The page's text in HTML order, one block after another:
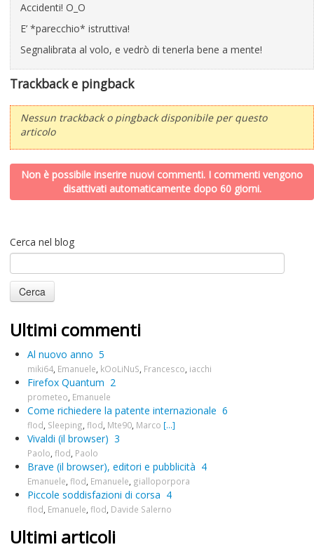
Accidenti! O_O
E’ *parecchio* istruttiva!
Segnalibrata al volo, e vedrò di tenerla bene a mente!
Trackback e pingback
Nessun trackback o pingback disponibile per questo
articolo
Non è possibile inserire nuovi commenti. I commenti vengono
disattivati automaticamente dopo 60 giorni.
Cerca nel blog
Ultimi commenti
Al nuovo anno 5
miki64 Emanuele kOoLiNuS Francesco iacchi
Firefox Quantum 2
prometeo Emanuele
Come richiedere la patente internazionale 6
flod Sleeping flod Mte90 Marco [...]
Vivaldi (il browser) 3
Paolo flod Paolo
Brave (il browser), editori e pubblicità 4
Emanuele flod Emanuele gialloporpora
Piccole soddisfazioni di corsa 4
flod Emanuele flod Davide Salerno
Ultimi articoli